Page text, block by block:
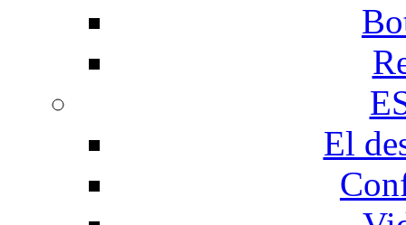
El